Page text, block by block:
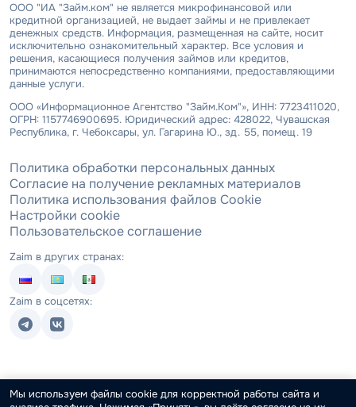
ООО "ИА "Займ.ком" не является микрофинансовой или
кредитной организацией, не выдает займы и не привлекает
денежных средств. Информация, размещенная на сайте, носит
исключительно ознакомительный характер. Все условия и
решения, касающиеся получения займов или кредитов,
принимаются непосредственно компаниями, предоставляющими
данные услуги.
ООО «Информационное Агентство "Займ.Ком"», ИНН: 7723411020,
ОГРН: 1157746900695. Юридический адрес: 428022, Чувашская
Республика, г. Чебоксары, ул. Гагарина Ю., зд. 55, помещ. 19
Политика обработки персональных данных
Согласие на получение рекламных материалов
Политика использования файлов Cookie
Настройки cookie
Пользовательское соглашение
Zaim в других странах:
Zaim в соцсетях:
Мы используем файлы cookie для корректной работы сайта и